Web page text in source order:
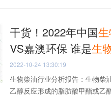
干货！2022年中国
VS嘉澳环保 谁是生
2022-10-24 13:30:19
生物柴油行业分析报告：生物柴
乙醇反应形成的脂肪酸甲酯或乙